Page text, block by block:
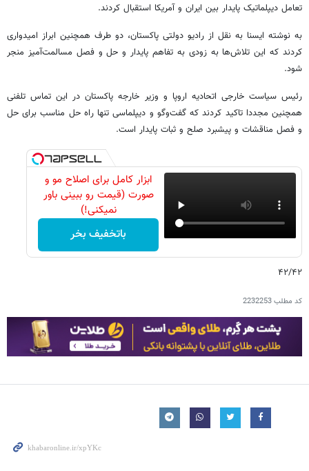
تعامل دیپلماتیک پایدار بین ایران و آمریکا استقبال کردند.
به نوشته ایسنا به نقل از رادیو دولتی پاکستان، دو طرف همچنین ابراز امیدواری
کردند که این تلاش‌ها به زودی به تفاهم پایدار و حل و فصل مسالمت‌آمیز منجر
شود.
رئیس سیاست خارجی اتحادیه اروپا و وزیر خارجه پاکستان در این تماس تلفنی
همچنین مجددا تاکید کردند که گفت‌وگو و دیپلماسی تنها راه حل مناسب برای حل
و فصل مناقشات و پیشبرد صلح و ثبات پایدار است.
ابزار کامل برای اصلاح مو و
صورت (قیمت رو ببینی باور
نمیکنی!)
باتخفیف بخر
۴۲/۴۲
کد مطلب2232253